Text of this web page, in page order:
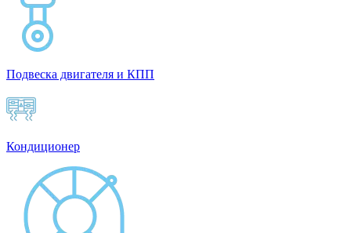
Подвеска двигателя и КПП
Кондиционер